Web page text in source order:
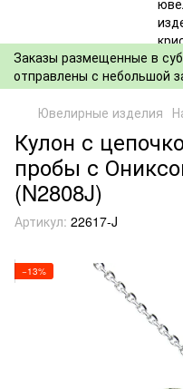
Заказы размещенные в
отправлены с небольшой
Ювелирные изделия
Кулон с
пробы с
(N2808J)
Артикул: 22617-J
−13%